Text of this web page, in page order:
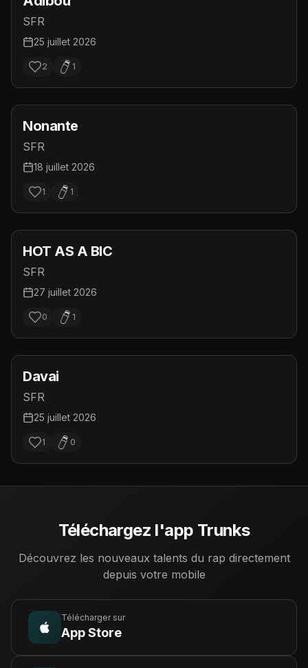
SFR
25 juillet 2026
2 1
Nonante
SFR
18 juillet 2026
1 1
HOT AS A BIC
SFR
27 juillet 2026
0 1
Davai
SFR
25 juillet 2026
1 0
Téléchargez l'app Trunks
Découvrez les nouveaux talents du rap directement
depuis votre mobile
Télécharger sur
App Store